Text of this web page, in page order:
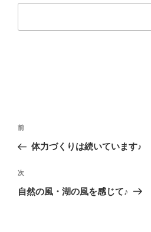
投
ナ
ビ
ゲ
前
の
稿
前
体力づくりは続いています♪
次
の
次
自然の風・湖の風を感じて♪